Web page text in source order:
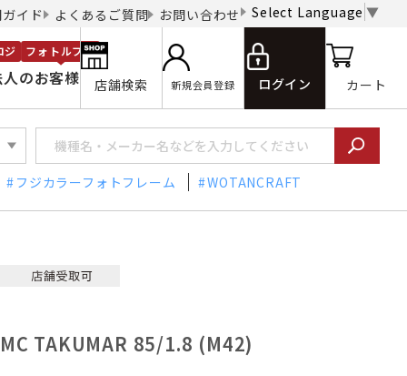
イド よくあるご質問 お問い合わせ Select Language ▼
のお客様
ジ フォトルプロ
店舗検索 新規会員登録 ログイン カート
フジカラーフォトフレーム WOTANCRAFT
TAKUMAR 85/1.8 (M42)